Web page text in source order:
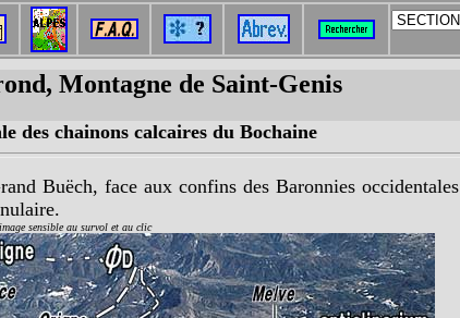
Montagne de Saint-Genis
des chainons calcaires du Bochaine
Buëch, face aux confins des Baronnies occidentales
image sensible au survol et au clic